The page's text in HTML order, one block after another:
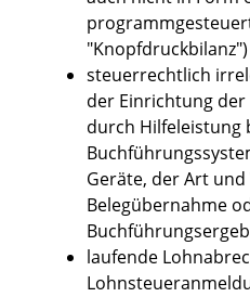
"Knopfdruckbilanz")
steuerrechtlich
der Einrichtung der
durch Hilfeleistung
Geräte, der Art und
Belegübernahme
laufende